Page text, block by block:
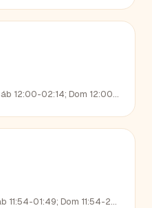
02:14; Dom 12:00-22:45
01:49; Dom 11:54-23:15